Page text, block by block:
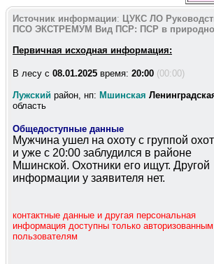
Источник информации: ЦУКС ЛО
ПСО ЭКСТРЕМУМ Вид ПСР: ПСР в
Первичная исходная информация:
В лесу c 08.01.2025 время: 20:00 (00:00)
Лужский район, нп: Мшинская
область
Общедоступные данные
Мужчина ушел на охоту с группой
и уже с 20:00 заблудился в районе
Мшинской. Охотники его ищут. Другой
информации у заявителя нет.
контактные данные и другая персональная
информация доступны только авторизованным
пользователям